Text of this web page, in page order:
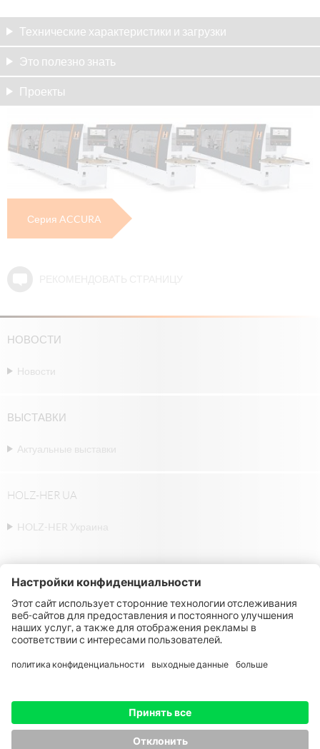
Технические характеристики и загрузки
Это полезно знать
Проекты
Серия ACCURA
НОВОСТИ
Новости
ВЫСТАВКИ
Актуальные выставки
HOLZ-HER UA
HOLZ-HER Украина
Telephone: +49 9341 860
ВЫХОДНЫЕ ДАННЫЕ